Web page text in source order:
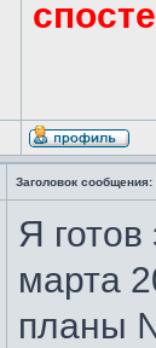
Заголовок сообщения:
Я
марта
планы